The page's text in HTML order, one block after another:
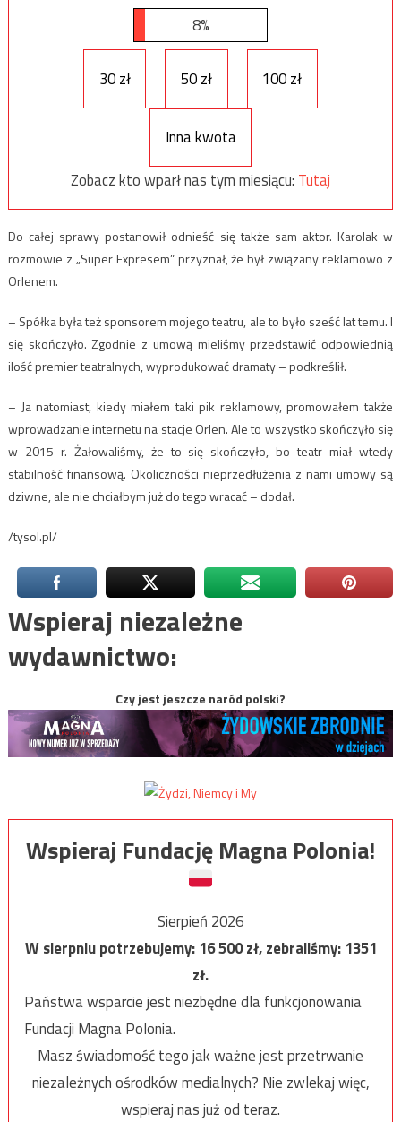
8%
30 zł 50 zł 100 zł
Inna kwota
Zobacz kto wparł nas tym miesiącu: Tutaj
Do całej sprawy postanowił odnieść się także sam aktor. Karolak w
rozmowie z „Super Expresem” przyznał, że był związany reklamowo z
Orlenem.
– Spółka była też sponsorem mojego teatru, ale to było sześć lat temu. I
się skończyło. Zgodnie z umową mieliśmy przedstawić odpowiednią
ilość premier teatralnych, wyprodukować dramaty – podkreślił.
– Ja natomiast, kiedy miałem taki pik reklamowy, promowałem także
wprowadzanie internetu na stacje Orlen. Ale to wszystko skończyło się
w 2015 r. Żałowaliśmy, że to się skończyło, bo teatr miał wtedy
stabilność finansową. Okoliczności nieprzedłużenia z nami umowy są
dziwne, ale nie chciałbym już do tego wracać – dodał.
/tysol.pl/
Wspieraj niezależne
wydawnictwo:
Czy jest jeszcze naród polski?
Wspieraj Fundację Magna Polonia!
Sierpień 2026
W sierpniu potrzebujemy:16 500zł, zebraliśmy:1351
zł.
Państwa wsparcie jest niezbędne dla funkcjonowania
Fundacji Magna Polonia.
Masz świadomość tego jak ważne jest przetrwanie
niezależnych ośrodków medialnych? Nie zwlekaj więc,
wspieraj nas już od teraz.